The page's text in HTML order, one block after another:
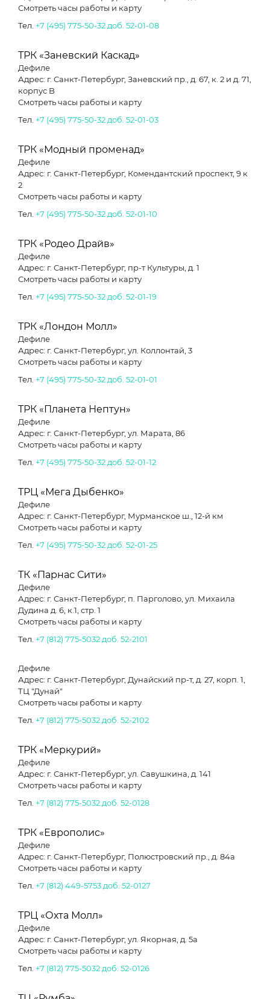
Смотреть часы работы и карту
Тел. +7 (495) 775-50-32 доб. 52-01-08
ТРК «Заневский Каскад»
Дефиле
Адрес: г. Санкт-Петербург, Заневский пр., д. 67, к. 2 и д. 71,
корпус B
Смотреть часы работы и карту
Тел. +7 (495) 775-50-32 доб. 52-01-03
ТРК «Модный променад»
Дефиле
Адрес: г. Санкт-Петербург, Комендантский проспект, 9 к
2
Смотреть часы работы и карту
Тел. +7 (495) 775-50-32 доб. 52-01-10
ТРК «Родео Драйв»
Дефиле
Адрес: г. Санкт-Петербург, пр-т Культуры, д. 1
Смотреть часы работы и карту
Тел. +7 (495) 775-50-32 доб. 52-01-19
ТРК «Лондон Молл»
Дефиле
Адрес: г. Санкт-Петербург, ул. Коллонтай, 3
Смотреть часы работы и карту
Тел. +7 (495) 775-50-32 доб. 52-01-01
ТРК «Планета Нептун»
Дефиле
Адрес: г. Санкт-Петербург, ул. Марата, 86
Смотреть часы работы и карту
Тел. +7 (495) 775-50-32 доб. 52-01-12
ТРЦ «Мега Дыбенко»
Дефиле
Адрес: г. Санкт-Петербург, Мурманское ш., 12-й км
Смотреть часы работы и карту
Тел. +7 (495) 775-50-32 доб. 52-01-25
ТК «Парнас Сити»
Дефиле
Адрес: г. Санкт-Петербург, п. Парголово, ул. Михаила
Дудина д. 6, к.1, стр. 1
Смотреть часы работы и карту
Тел. +7 (812) 775-5032 доб. 52-2101
Дефиле
Адрес: г. Санкт-Петербург, Дунайский пр-т, д. 27, корп. 1,
ТЦ "Дунай"
Смотреть часы работы и карту
Тел. +7 (812) 775-5032 доб. 52-2102
ТРК «Меркурий»
Дефиле
Адрес: г. Санкт-Петербург, ул. Савушкина, д. 141
Смотреть часы работы и карту
Тел. +7 (812) 775-5032 доб. 52-0128
ТРК «Европолис»
Дефиле
Адрес: г. Санкт-Петербург, Полюстровский пр., д. 84а
Смотреть часы работы и карту
Тел. +7 (812) 449-5753 доб. 52-0127
ТРЦ «Охта Молл»
Дефиле
Адрес: г. Санкт-Петербург, ул. Якорная, д. 5а
Смотреть часы работы и карту
Тел. +7 (812) 775-5032 доб. 52-0126